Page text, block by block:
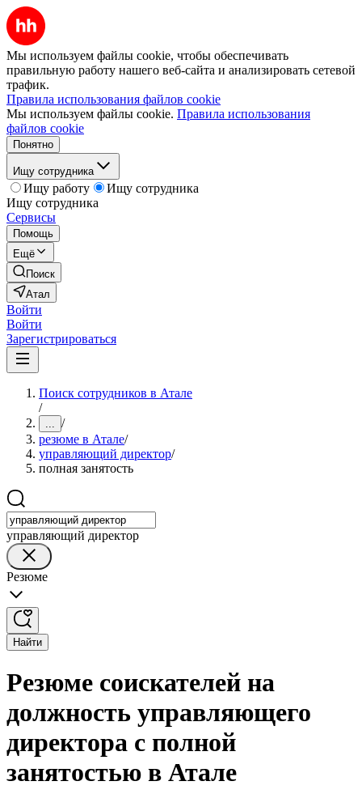
Мы используем файлы cookie, чтобы обеспечивать
правильную работу нашего веб-сайта и анализировать сетевой
трафик.
Правила использования файлов cookie
Мы используем файлы cookie. Правила использования
файлов cookie
Понятно
Ищу сотрудника
Ищу работу
Ищу сотрудника
Ищу сотрудника
Сервисы
Помощь
Ещё
Поиск
Атал
Войти
Войти
Зарегистрироваться
Поиск сотрудников в Атале
/
... /
резюме в Атале/
управляющий директор/
полная занятость
управляющий директор
Резюме
Найти
Резюме соискателей на
должность управляющего
директора с полной
занятостью в Атале